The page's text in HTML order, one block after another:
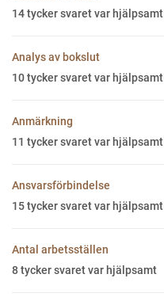
14tycker svaret var hjälpsamt
Analys av bokslut
10tycker svaret var hjälpsamt
Anmärkning
11 tycker svaret var hjälpsamt
Ansvarsförbindelse
15tycker svaret var hjälpsamt
Antal arbetsställen
8tycker svaret var hjälpsamt